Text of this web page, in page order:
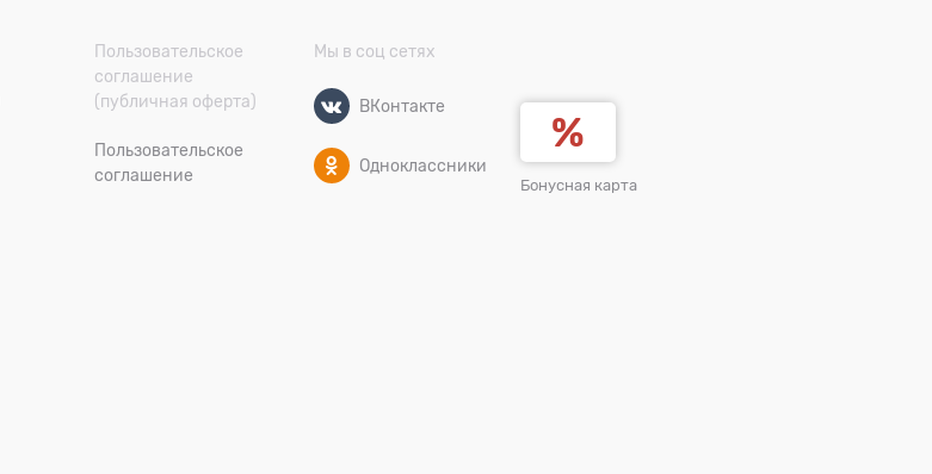
Пользовательское
соглашение
(публичная оферта)
Пользовательское
соглашение
Мы в соц сетях
ВКонтакте
Одноклассники
Бонусная карта